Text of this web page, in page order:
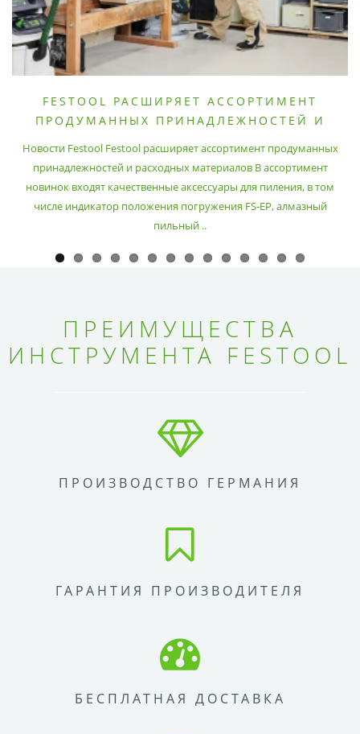
FESTOOL РАСШИРЯЕТ АССОРТИМЕНТ
ПРОДУМАННЫХ ПРИНАДЛЕЖНОСТЕЙ И
Новости Festool Festool расширяет ассортимент продуманных
принадлежностей и расходных материалов В ассортимент
новинок входят качественные аксессуары для пиления, в том
числе индикатор положения погружения FS-EP, алмазный
пильный ..
ПРЕИМУЩЕСТВА
ИНСТРУМЕНТА FESTOOL
ПРОИЗВОДСТВО ГЕРМАНИЯ
ГАРАНТИЯ ПРОИЗВОДИТЕЛЯ
БЕСПЛАТНАЯ ДОСТАВКА